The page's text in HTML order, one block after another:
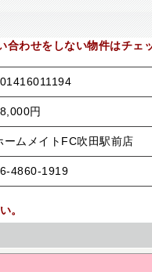
わせをしない物件はチェ
円
ームメイトFC吹田駅前店
4860-1919
。